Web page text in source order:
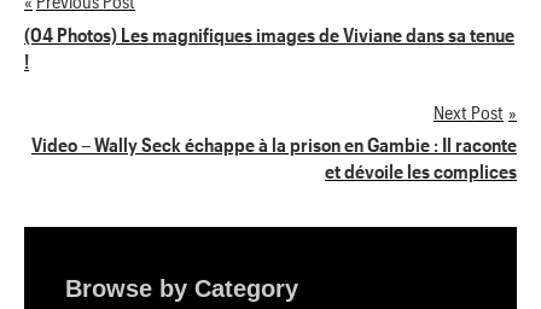
Navigation
de
(04 Photos) Les magnifiques images de Viviane dans sa tenue
!
Next Post
Video – Wally Seck échappe à la prison en Gambie : Il raconte
et dévoile les complices
Browse by Category